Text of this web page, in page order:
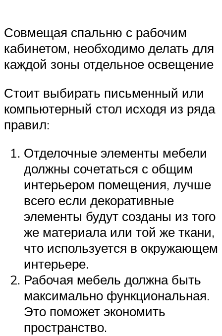
Совмещая спальню с рабочим
кабинетом, необходимо делать для
каждой зоны отдельное освещение
Стоит выбирать письменный или
компьютерный стол исходя из ряда
правил:
Отделочные элементы мебели
должны сочетаться с общим
интерьером помещения, лучше
всего если декоративные
элементы будут созданы из того
же материала или той же ткани,
что используется в окружающем
интерьере.
Рабочая мебель должна быть
максимально функциональная.
Это поможет экономить
пространство.